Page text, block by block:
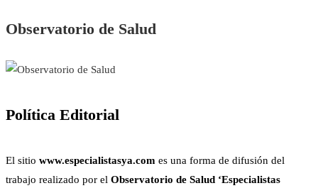
Observatorio de Salud
Política Editorial
El sitio www.especialistasya.com es una forma de difusión del
trabajo realizado por el Observatorio de Salud ‘Especialistas